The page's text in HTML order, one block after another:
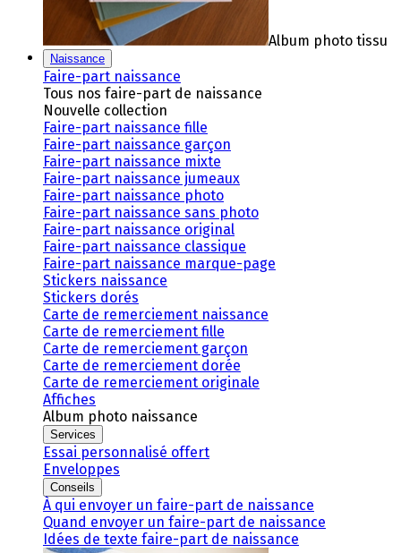
Album photo tissu
Naissance
Faire-part naissance
Tous nos faire-part de naissance
Nouvelle collection
Faire-part naissance fille
Faire-part naissance garçon
Faire-part naissance mixte
Faire-part naissance jumeaux
Faire-part naissance photo
Faire-part naissance sans photo
Faire-part naissance original
Faire-part naissance classique
Faire-part naissance marque-page
Stickers naissance
Stickers dorés
Carte de remerciement naissance
Carte de remerciement fille
Carte de remerciement garçon
Carte de remerciement dorée
Carte de remerciement originale
Affiches
Album photo naissance
Services
Essai personnalisé offert
Enveloppes
Conseils
À qui envoyer un faire-part de naissance
Quand envoyer un faire-part de naissance
Idées de texte faire-part de naissance